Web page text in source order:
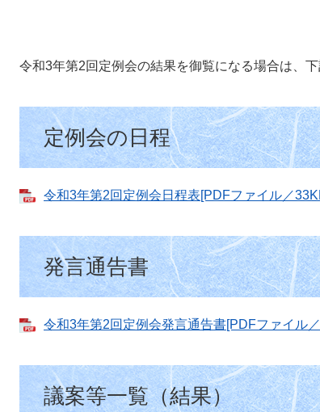
令和3年第2回定例会の結果を御覧になる場合は、
定例会の日程
令和3年第2回定例会日程表[PDFファイル／
発言通告書
令和3年第2回定例会発言通告書[PDFファイル
議案等一覧（結果）